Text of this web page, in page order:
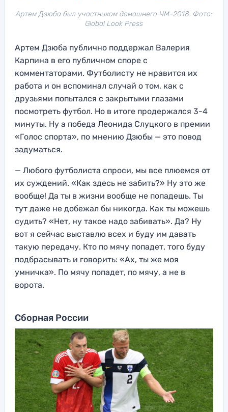
Артем Дзюба был участником домашнего ЧМ-2018. Фото:
Global Look Press
Артем Дзюба публично поддержал Валерия
Карпина в его публичном споре с
комментаторами. Футболисту не нравится их
работа и он вспоминал случай о том, как с
друзьями попытался с закрытыми глазами
посмотреть футбол. Но в итоге продержался 3-4
минуты. Ну а победа Леонида Слуцкого в премии
«Голос спорта», по мнению Дзюбы — это повод
задуматься.
— Любого футболиста спроси, мы все плюемся от
их суждений. «Как здесь не забить?» Ну это же
вообще! Да ты в жизни вообще не попадешь. Ты
тут даже не добежал бы никогда. Как ты можешь
судить? «Нет, ну такое надо забивать». Да? Ну
вот я сейчас выставлю всех и буду им давать
такую передачу. Кто по мячу попадет, того буду
подбрасывать и говорить: «Ах, ты же моя
умничка». По мячу попадет, по мячу, а не в
ворота.
Сборная России